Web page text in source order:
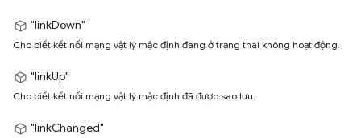
"linkDown"
Cho biết kết nối mạng vật lý mặc định đang ở trạng thái không hoạt động.
"linkUp"
Cho biết kết nối mạng vật lý mặc định đã được sao lưu.
"linkChanged"